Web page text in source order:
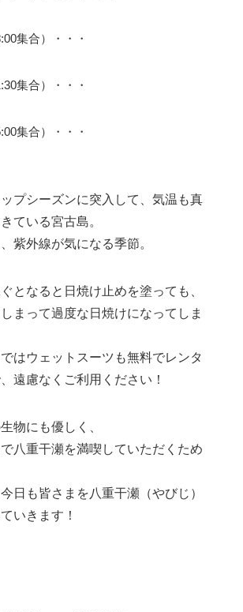
集合）・・・
集合）・・・
集合）・・・
プシーズンに突入して、気温も真
ている宮古島。
紫外線が気になる季節。
となると日焼け止めを塗っても、
まって過度な日焼けになってしま
はウェットスーツも無料でレンタ
遠慮なくご利用ください！
物にも優しく、
八重干瀬を満喫していただくため
日も皆さまを八重干瀬（やびじ）
いきます！